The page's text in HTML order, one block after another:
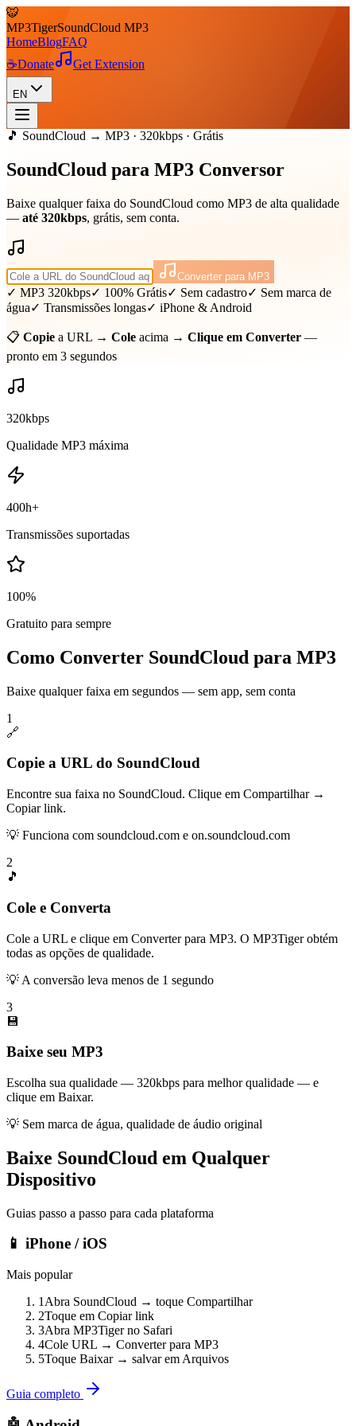
🐯
MP3TigerSoundCloud MP3
HomeBlogFAQ
☕Donate Get Extension
EN
🎵 SoundCloud → MP3 · 320kbps · Grátis
SoundCloud para MP3 Conversor
Baixe qualquer faixa do SoundCloud como MP3 de alta qualidade
— até 320kbps, grátis, sem conta.
Converter para MP3
✓ MP3 320kbps✓ 100% Grátis✓ Sem cadastro✓ Sem marca de
água✓ Transmissões longas✓ iPhone & Android
📋 Copie a URL → Cole acima → Clique em Converter —
pronto em 3 segundos
320kbps
Qualidade MP3 máxima
400h+
Transmissões suportadas
100%
Gratuito para sempre
Como Converter SoundCloud para MP3
Baixe qualquer faixa em segundos — sem app, sem conta
1
🔗
Copie a URL do SoundCloud
Encontre sua faixa no SoundCloud. Clique em Compartilhar →
Copiar link.
💡 Funciona com soundcloud.com e on.soundcloud.com
2
🎵
Cole e Converta
Cole a URL e clique em Converter para MP3. O MP3Tiger obtém
todas as opções de qualidade.
💡 A conversão leva menos de 1 segundo
3
💾
Baixe seu MP3
Escolha sua qualidade — 320kbps para melhor qualidade — e
clique em Baixar.
💡 Sem marca de água, qualidade de áudio original
Baixe SoundCloud em Qualquer
Dispositivo
Guias passo a passo para cada plataforma
📱 iPhone / iOS
Mais popular
1 Abra SoundCloud → toque Compartilhar
2Toque em Copiar link
3Abra MP3Tiger no Safari
4Cole URL → Converter para MP3
5Toque Baixar → salvar em Arquivos
Guia completo